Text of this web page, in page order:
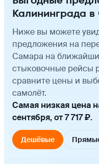
Калининграда
Ниже вы можете
предложения на
Самара на
стыковочные рейсы
сравните цены и
самолёт.
Самая низкая цена
сентября, от 7 717 ₽.
Дешёвые